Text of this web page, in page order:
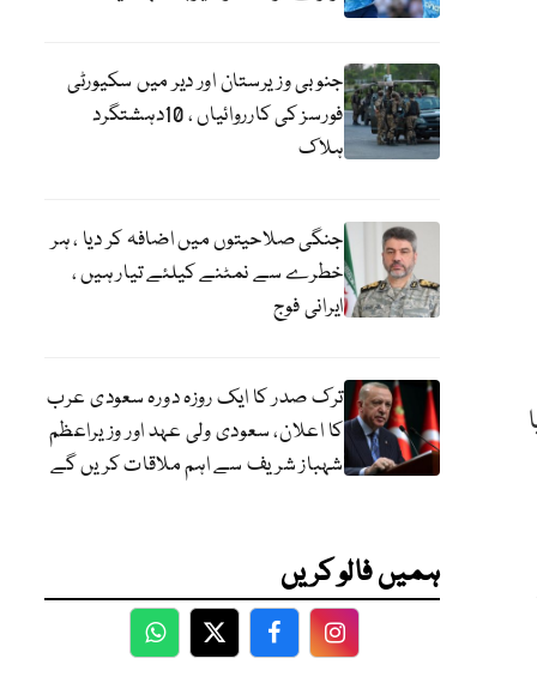
جنوبی وزیرستان اور دیر میں سکیورٹی
فورسز کی کارروائیاں ، 10دہشتگرد
ہلاک
جنگی صلاحیتوں میں اضافہ کر دیا ، ہر
خطرے سے نمٹنے کیلئے تیار ہیں ،
ایرانی فوج
ترک صدر کا ایک روزہ دورہ سعودی عرب
کا اعلان، سعودی ولی عہد اور وزیراعظم
شہباز شریف سے اہم ملاقات کریں گے
ہمیں فالو کریں
WhatsApp
TwitterFacebookFacebook